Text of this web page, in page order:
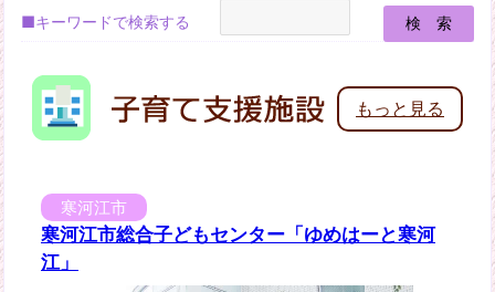
■キーワードで検索する
もっと見る
寒河江市
寒河江市総合子どもセンター「ゆめはーと寒河
江」